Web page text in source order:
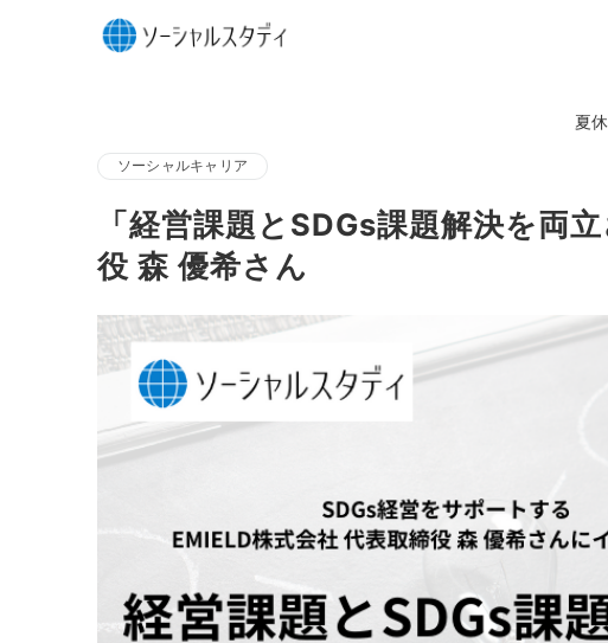
夏
ソーシャルキャリア
「経営課題とSDGs課題解決を両
役 森 優希さん